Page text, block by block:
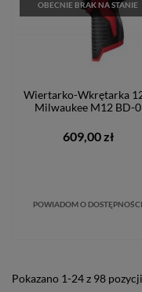
OBECNIE BRAK NA STANIE
Wiertarko-Wkrętarka
Milwaukee M12 BD-0
609,00 zł
POWIADOM O DOSTĘPNOŚCI
Pokazano 1-24 z 98 pozycji